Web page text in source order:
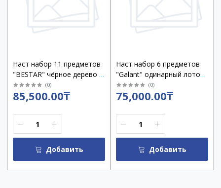
Наст набор 11 предметов
"BESTAR" чёрное дерево с
часами /237214
(0)
85,500.00₸
Добавить
Наст набор 6 предметов
"Galant" одинарный лоток,
черный дуб /238167
(0)
75,000.00₸
Добавить